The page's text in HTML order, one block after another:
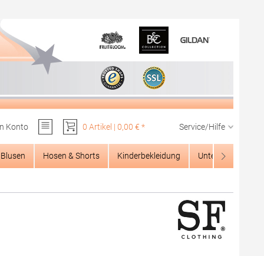
Konto
0 Artikel | 0,00 € * Service/Hilfe
Hosen & Shorts Kinderbekleidung Unterwäsche